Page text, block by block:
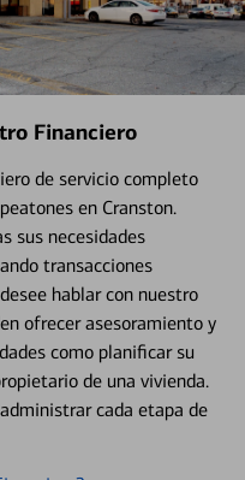
Financiero
de servicio completo
en Cranston.
sus necesidades
transacciones
hablar con nuestro
ofrecer asesoramiento y
como planificar su
de una vivienda.
cada etapa de